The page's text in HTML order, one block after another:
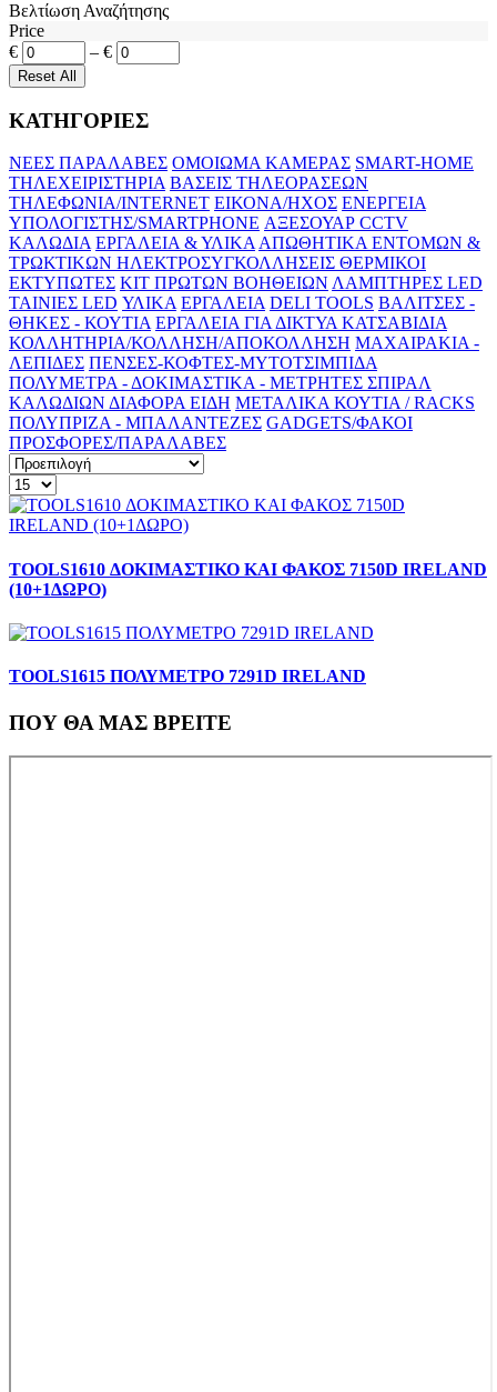
Βελτίωση Αναζήτησης
Price
€
– €
ΚΑΤΗΓΟΡΙΕΣ
ΝΕΕΣ ΠΑΡΑΛΑΒΕΣ ΟΜΟΙΩΜΑ ΚΑΜΕΡΑΣ SMART-HOME
ΤΗΛΕΧΕΙΡΙΣΤΗΡΙΑ ΒΑΣΕΙΣ ΤΗΛΕΟΡΑΣΕΩΝ
ΤΗΛΕΦΩΝΙΑ/INTERNET ΕΙΚΟΝΑ/ΗΧΟΣ ΕΝΕΡΓΕΙΑ
ΥΠΟΛΟΓΙΣΤΗΣ/SMARTPHONE ΑΞΕΣΟΥΑΡ CCTV
ΚΑΛΩΔΙΑ ΕΡΓΑΛΕΙΑ & ΥΛΙΚΑΑΠΩΘΗΤΙΚΑ ΕΝΤΟΜΩΝ &
ΤΡΩΚΤΙΚΩΝ ΗΛΕΚΤΡΟΣΥΓΚΟΛΛΗΣΕΙΣ ΘΕΡΜΙΚΟΙ
ΕΚΤΥΠΩΤΕΣ ΚΙΤ ΠΡΩΤΩΝ ΒΟΗΘΕΙΩΝ ΛΑΜΠΤΗΡΕΣ LED
ΤΑΙΝΙΕΣ LED ΥΛΙΚΑ ΕΡΓΑΛΕΙΑ DELI TOOLS ΒΑΛΙΤΣΕΣ -
ΘΗΚΕΣ - ΚΟΥΤΙΑ ΕΡΓΑΛΕΙΑ ΓΙΑ ΔΙΚΤΥΑΚΑΤΣΑΒΙΔΙΑ
ΚΟΛΛΗΤΗΡΙΑ/ΚΟΛΛΗΣΗ/ΑΠΟΚΟΛΛΗΣΗ ΜΑΧΑΙΡΑΚΙΑ -
ΛΕΠΙΔΕΣ ΠΕΝΣΕΣ-ΚΟΦΤΕΣ-ΜΥΤΟΤΣΙΜΠΙΔΑ
ΠΟΛΥΜΕΤΡΑ - ΔΟΚΙΜΑΣΤΙΚΑ - ΜΕΤΡΗΤΕΣ ΣΠΙΡΑΛ
ΚΑΛΩΔΙΩΝ ΔΙΑΦΟΡΑ ΕΙΔΗ ΜΕΤΑΛΙΚΑ ΚΟΥΤΙΑ / RACKS
ΠΟΛΥΠΡΙΖΑ - ΜΠΑΛΑΝΤΕΖΕΣ GADGETS/ΦΑΚΟΙ
ΠΡΟΣΦΟΡΕΣ/ΠΑΡΑΛΑΒΕΣ
TOOLS1610 ΔΟΚΙΜΑΣΤΙΚΟ ΚΑΙ ΦΑΚΟΣ 7150D IRELAND
(10+1ΔΩΡΟ)
TOOLS1615 ΠΟΛΥΜΕΤΡΟ 7291D IRELAND
ΠΟΥ ΘΑ ΜΑΣ ΒΡΕΙΤΕ